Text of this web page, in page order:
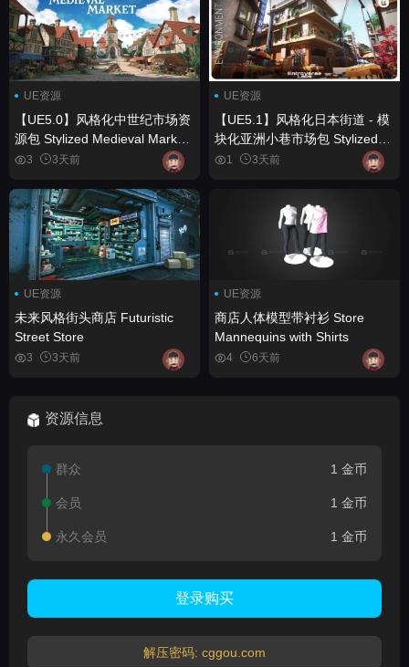
UE资源
【UE5.0】风格化中世纪市场资
源包 Stylized Medieval Market
Fatpack
3 3天前
UE资源
【UE5.1】风格化日本街道 - 模
块化亚洲小巷市场包 Stylized
Japanese Street - Modular
1 3天前
UE资源
未来风格街头商店 Futuristic
Street Store
3 3天前
UE资源
商店人体模型带衬衫 Store
Mannequins with Shirts
4 6天前
资源信息
群众 1 金币
会员 1 金币
永久会员 1 金币
登录购买
解压密码: cggou.com